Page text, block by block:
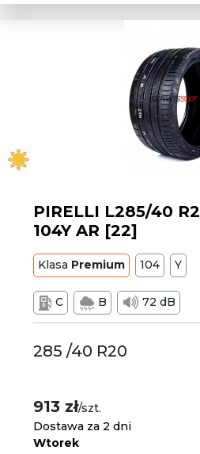
PIRELLI L285/40
104Y AR [22]
Klasa Premium 104 Y
C B 72 dB
285 /40 R20
913 zł/szt.
Dostawa za 2 dni
Wtorek